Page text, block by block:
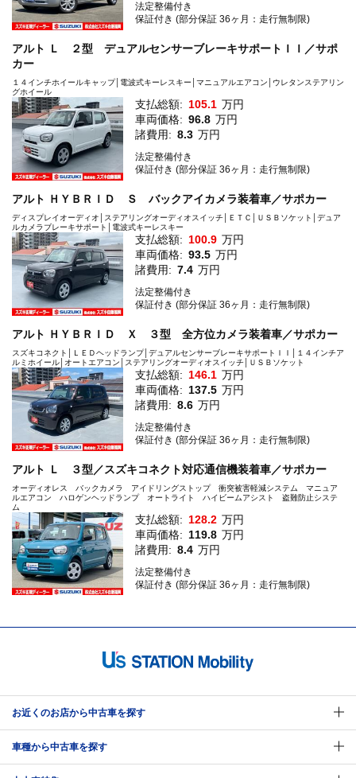
法定整備付き
保証付き (部分保証 36ヶ月：走行無制限)
アルト Ｌ ２型 デュアルセンサーブレーキサポートＩＩ／サポ
カー
１４インチホイールキャップ│電波式キーレスキー│マニュアルエアコン│ウレタンステアリン
グホイール
支払総額: 105.1 万円
車両価格: 96.8 万円
諸費用: 8.3 万円
法定整備付き
保証付き (部分保証 36ヶ月：走行無制限)
アルト ＨＹＢＲＩＤ Ｓ バックアイカメラ装着車／サポカー
ディスプレイオーディオ│ステアリングオーディオスイッチ│ＥＴＣ│ＵＳＢソケット│デュア
ルカメラブレーキサポート│電波式キーレスキー
支払総額: 100.9 万円
車両価格: 93.5 万円
諸費用: 7.4 万円
法定整備付き
保証付き (部分保証 36ヶ月：走行無制限)
アルト ＨＹＢＲＩＤ Ｘ ３型 全方位カメラ装着車／サポカー
スズキコネクト│ＬＥＤヘッドランプ│デュアルセンサーブレーキサポートＩＩ│１４インチア
ルミホイール│オートエアコン│ステアリングオーディオスイッチ│ＵＳＢソケット
支払総額: 146.1 万円
車両価格: 137.5 万円
諸費用: 8.6 万円
法定整備付き
保証付き (部分保証 36ヶ月：走行無制限)
アルト Ｌ ３型／スズキコネクト対応通信機装着車／サポカー
オーディオレス バックカメラ アイドリングストップ 衝突被害軽減システム マニュア
ルエアコン ハロゲンヘッドランプ オートライト ハイビームアシスト 盗難防止システ
ム
支払総額: 128.2 万円
車両価格: 119.8 万円
諸費用: 8.4 万円
法定整備付き
保証付き (部分保証 36ヶ月：走行無制限)
お近くのお店から中古車を探す
車種から中古車を探す